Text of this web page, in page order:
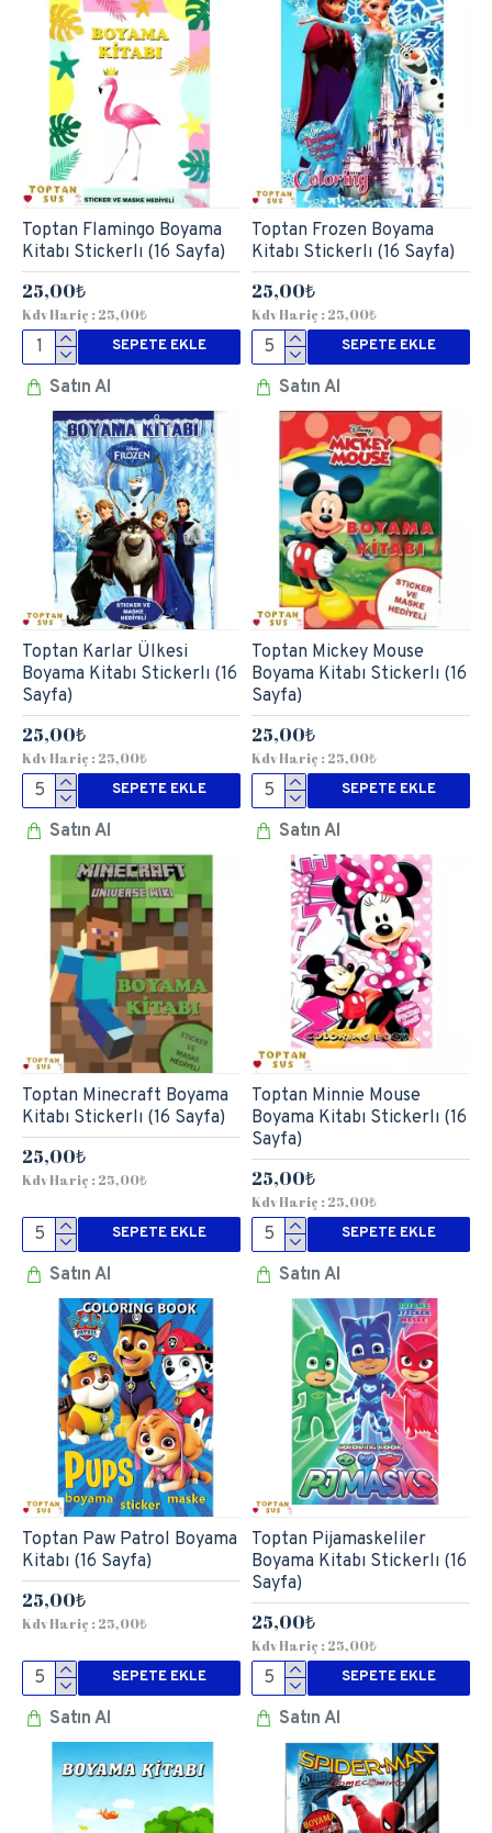
Toptan Flamingo Boyama
Kitabı Stickerlı (16 Sayfa)
25,00₺
Kdv Hariç : 25,00₺
SEPETE EKLE
Satın Al
Toptan Frozen Boyama
Kitabı Stickerlı (16 Sayfa)
25,00₺
Kdv Hariç : 25,00₺
SEPETE EKLE
Satın Al
Toptan Karlar Ülkesi
Boyama Kitabı Stickerlı (16
Sayfa)
25,00₺
Kdv Hariç : 25,00₺
SEPETE EKLE
Satın Al
Toptan Mickey Mouse
Boyama Kitabı Stickerlı (16
Sayfa)
25,00₺
Kdv Hariç : 25,00₺
SEPETE EKLE
Satın Al
Toptan Minecraft Boyama
Kitabı Stickerlı (16 Sayfa)
25,00₺
Kdv Hariç : 25,00₺
SEPETE EKLE
Satın Al
Toptan Minnie Mouse
Boyama Kitabı Stickerlı (16
Sayfa)
25,00₺
Kdv Hariç : 25,00₺
SEPETE EKLE
Satın Al
Toptan Paw Patrol Boyama
Kitabı (16 Sayfa)
25,00₺
Kdv Hariç : 25,00₺
SEPETE EKLE
Satın Al
Toptan Pijamaskeliler
Boyama Kitabı Stickerlı (16
Sayfa)
25,00₺
Kdv Hariç : 25,00₺
SEPETE EKLE
Satın Al